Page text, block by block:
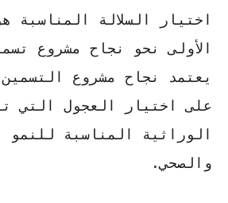
اختيار السلالة المناسبة
الأولى نحو نجاح مشروع
يعتمد نجاح مشروع
على اختيار العجول التي
الوراثية المناسبة للنمو
والصحي.